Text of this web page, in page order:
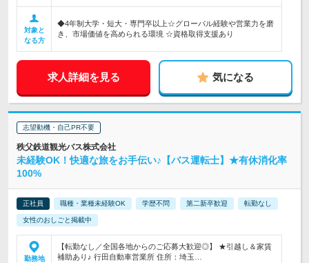
対象と
なる方
◆4年制大学・短大・専門卒以上☆グローバル経験や営業力を磨
き、市場価値を高められる環境 ☆資格取得支援あり
求人詳細を見る 気になる
志望動機・自己PR不要
秩父鉄道観光バス株式会社
未経験OK！快適な旅をお手伝い♪【バス運転士】★有休消化率
100%
正社員 職種・業種未経験OK 学歴不問 第二新卒歓迎 転勤なし
女性のおしごと掲載中
勤務地
【転勤なし／全国各地からのご応募大歓迎◎】 ★引越し＆家賃
補助あり♪ 行田自動車営業所 住所：埼玉…